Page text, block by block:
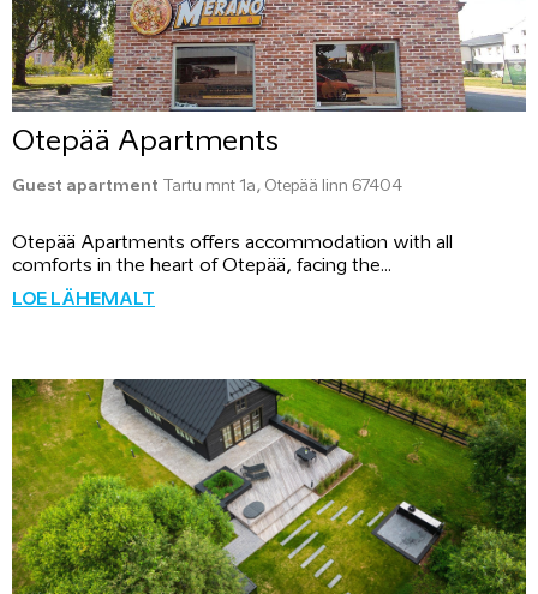
Otepää Apartments
Guest apartment Tartu mnt 1a, Otepää linn 67404
Otepää Apartments offers accommodation with all
comforts in the heart of Otepää, facing the...
LOE LÄHEMALT